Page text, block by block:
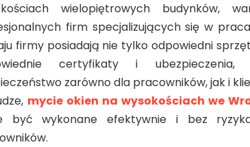
wielopiętrowych budynków,
firm specjalizujących się w
firmy posiadają nie tylko odpowiedni
certyfikaty i
zarówno dla pracowników, jak i
mycie okien na wysokościach we
być wykonane efektywnie i bez